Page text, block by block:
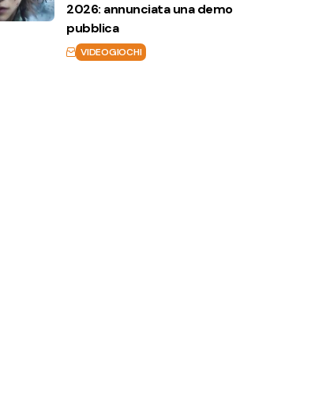
2026: annunciata una demo
pubblica
VIDEOGIOCHI